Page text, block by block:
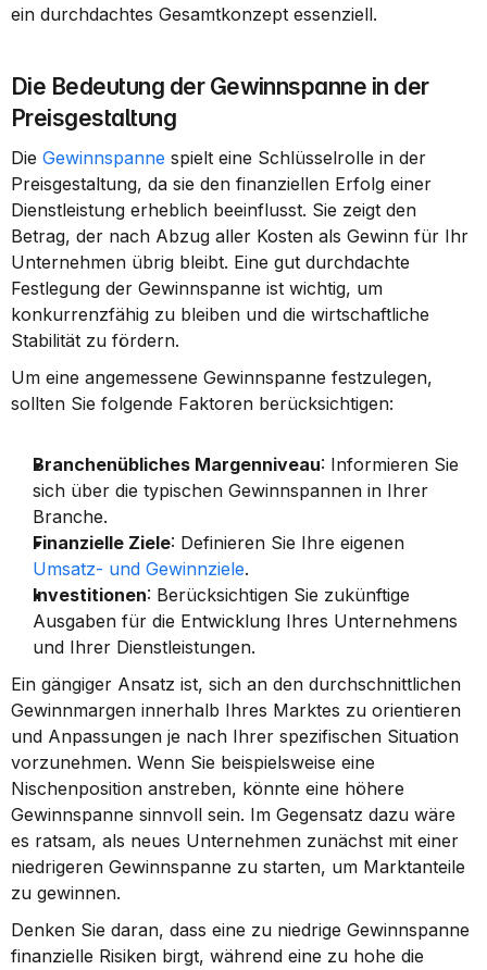
ein durchdachtes Gesamtkonzept essenziell.
Die Bedeutung der Gewinnspanne in der
Preisgestaltung
Die Gewinnspanne spielt eine Schlüsselrolle in der
Preisgestaltung, da sie den finanziellen Erfolg einer
Dienstleistung erheblich beeinflusst. Sie zeigt den
Betrag, der nach Abzug aller Kosten als Gewinn für Ihr
Unternehmen übrig bleibt. Eine gut durchdachte
Festlegung der Gewinnspanne ist wichtig, um
konkurrenzfähig zu bleiben und die wirtschaftliche
Stabilität zu fördern.
Um eine angemessene Gewinnspanne festzulegen,
sollten Sie folgende Faktoren berücksichtigen:
Branchenübliches Margenniveau: Informieren Sie
sich über die typischen Gewinnspannen in Ihrer
Branche.
Finanzielle Ziele
Umsatz- und Gewinnziele.
Investitionen: Berücksichtigen Sie zukünftige
Ausgaben für die Entwicklung Ihres Unternehmens
und Ihrer Dienstleistungen.
Ein gängiger Ansatz ist, sich an den durchschnittlichen
Gewinnmargen innerhalb Ihres Marktes zu orientieren
und Anpassungen je nach Ihrer spezifischen Situation
vorzunehmen. Wenn Sie beispielsweise eine
Nischenposition anstreben, könnte eine höhere
Gewinnspanne sinnvoll sein. Im Gegensatz dazu wäre
es ratsam, als neues Unternehmen zunächst mit einer
niedrigeren Gewinnspanne zu starten, um Marktanteile
zu gewinnen.
Denken Sie daran, dass eine zu niedrige Gewinnspanne
finanzielle Risiken birgt, während eine zu hohe die